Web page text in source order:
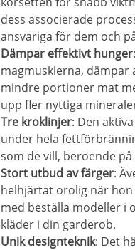
dess associerade
ansvariga för dem och
Dämpar effektivt hunger
magmusklerna,
mindre portioner mat
upp fler nyttiga
Tre kroklinjer: Den
under hela
som de vill, beroende
Stort utbud av färger:
helhjärtat orolig när
med beställa modeller i
kläder i din garderob.
Unik designteknik: Det